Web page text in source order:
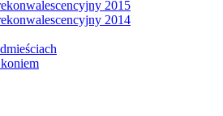
2015
2014